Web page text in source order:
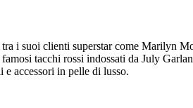
i suoi clienti superstar come Marilyn
tacchi rossi indossati da July
accessori in pelle di lusso.